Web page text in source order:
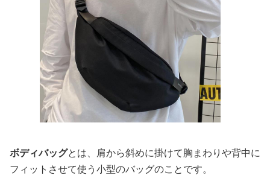
ボディバッグとは、肩から斜めに掛けて胸まわりや背中に
フィットさせて使う小型のバッグのことです。